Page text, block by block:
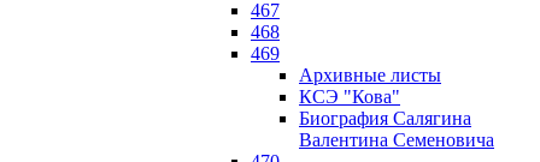
467
468
469
Архивные листы
КСЭ "Кова"
Биография Салягина
Валентина Семеновича